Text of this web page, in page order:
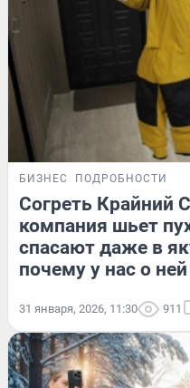
БИЗНЕС ПОДРОБНОСТИ
Согреть Крайний
компания шьет
спасают даже в
почему у нас о
31 января, 2026, 11:30 911